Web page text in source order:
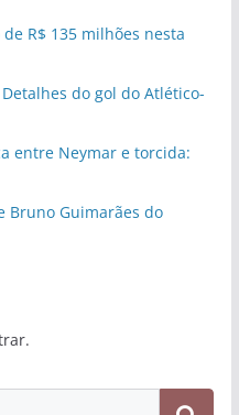
R$ 135 milhões nesta
do gol do Atlético-
entre Neymar e torcida:
Bruno Guimarães do